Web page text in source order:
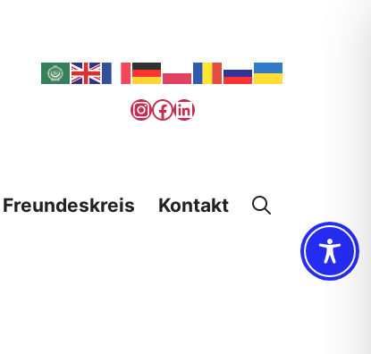
Instagram
Facebook
LinkedIn
Freundeskreis Kontakt